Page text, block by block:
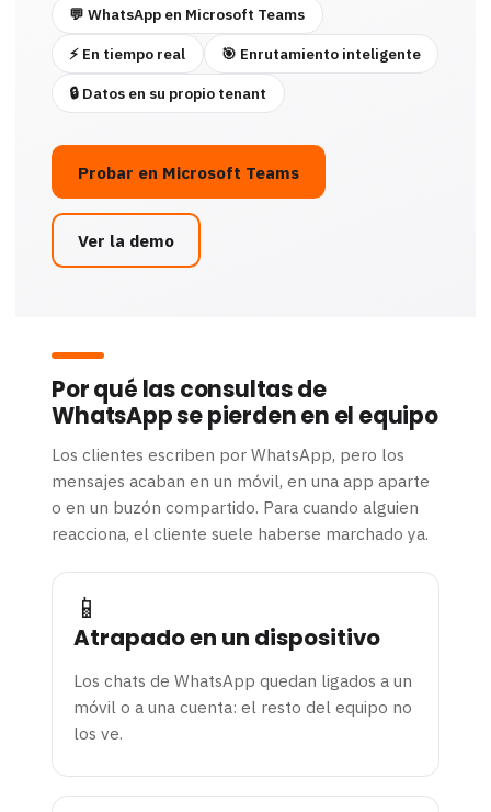
💬 WhatsApp en Microsoft Teams
⚡ En tiempo real
🎯 Enrutamiento inteligente
🔒 Datos en su propio tenant
Probar en Microsoft Teams
Ver la demo
Por qué las consultas de
WhatsApp se pierden en el equipo
Los clientes escriben por WhatsApp, pero los
mensajes acaban en un móvil, en una app aparte
o en un buzón compartido. Para cuando alguien
reacciona, el cliente suele haberse marchado ya.
📱
Atrapado en un dispositivo
Los chats de WhatsApp quedan ligados a un
móvil o a una cuenta: el resto del equipo no
los ve.